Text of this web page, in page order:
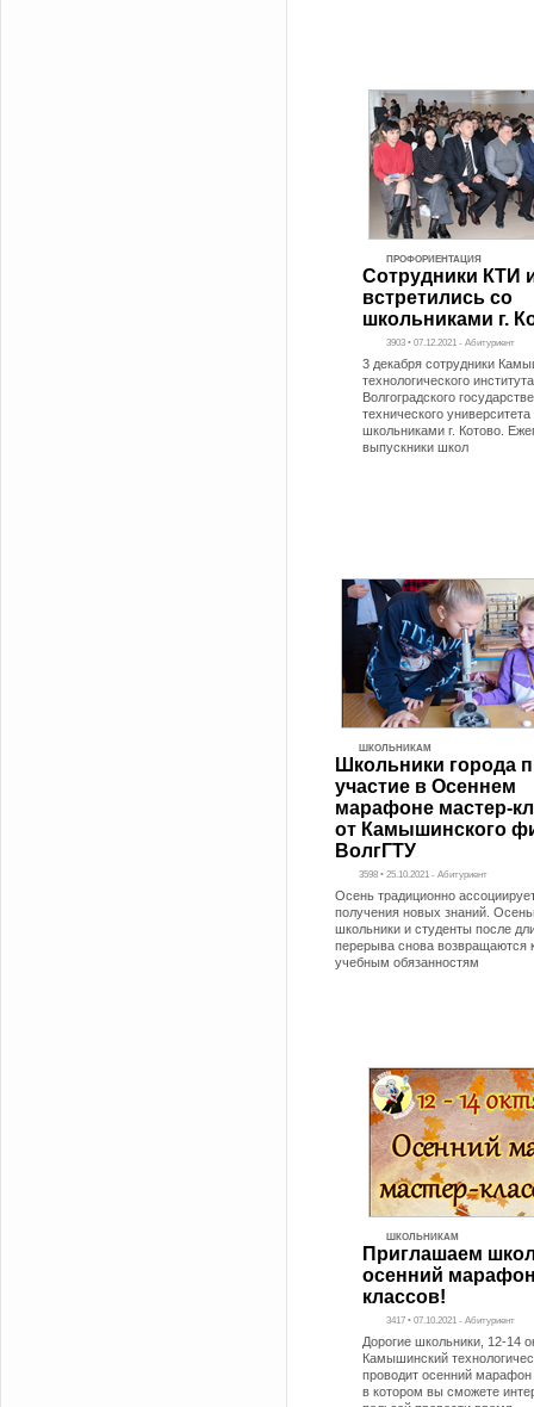
ПРОФОРИЕНТАЦИЯ
Сотрудники КТИ
встретились со
школьниками г.
3903 • 07.12.2021 - Абитуриент
3 декабря сотрудники
технологического
Волгоградского
технического
школьниками г. Котово.
выпускники школ
ШКОЛЬНИКАМ
Школьники города
участие в Осеннем
марафоне мастер-
от Камышинского
ВолгГТУ
3598 • 25.10.2021 - Абитуриент
Осень традиционно
получения новых знаний.
школьники и студенты после
перерыва снова возвращаются
учебным обязанностям
ШКОЛЬНИКАМ
Приглашаем
осенний
классов!
3417 • 07.10.2021 - Абитуриент
Дорогие школьники, 12-14
Камышинский
проводит осенний
в котором вы сможете